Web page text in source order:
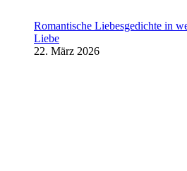
Romantische Liebesgedichte in
Liebe
22. März 2026